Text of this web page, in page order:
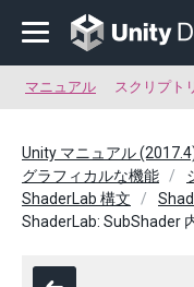
マニュアル スクリプト
Unity マニュアル
グラフィカルな機能
ShaderLab 構文
ShaderLab: SubShader